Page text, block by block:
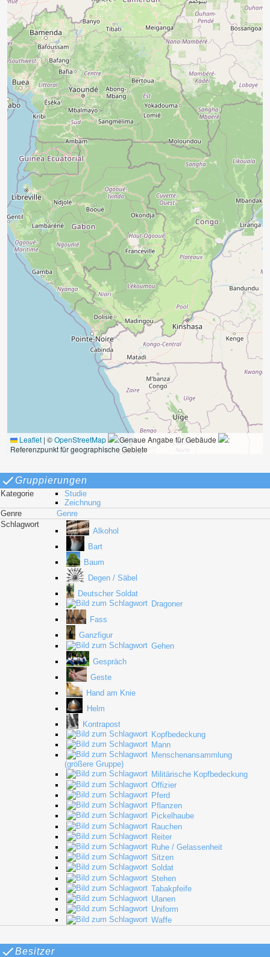
Leaflet | ©OpenStreetMap :Genaue Angabe für Gebäude
:
Referenzpunkt für geographische Gebiete
Gruppierungen
Kategorie
Studie
Zeichnung
Genre
Genre
Schlagwort
Alkohol
Bart
Baum
Degen / Säbel
Deutscher Soldat
Dragoner
Fass
Ganzfigur
Gehen
Gespräch
Geste
Hand am Knie
Helm
Kontrapost
Kopfbedeckung
Mann
Menschenansammlung
(größere Gruppe)
Militärische Kopfbedeckung
Offizier
Pferd
Pflanzen
Pickelhaube
Rauchen
Reiter
Ruhe / Gelassenheit
Sitzen
Soldat
Stehen
Tabakpfeife
Ulanen
Uniform
Waffe
Besitzer